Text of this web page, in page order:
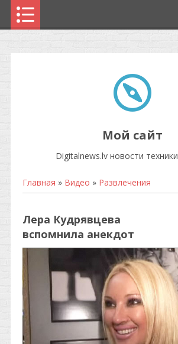
Мой сайт
Digitalnews.lv новости
Главная » Видео » Развлечения
Лера Кудрявцева
вспомнила анекдот